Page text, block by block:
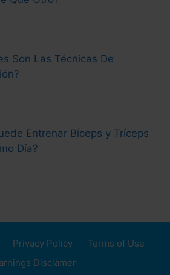
congresses, forums
and/or events sports
level. Extensive
projects feasible,
organizational systems.
below:
Son Las Técnicas De
Entrenar Bíceps y Tríceps
Día?
Privacy Policy
Terms of Use
Disclamer